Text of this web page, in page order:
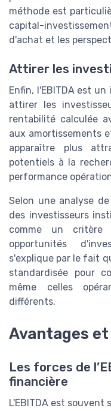
méthode est
capital-
d'achat et les
Attirer les
Enfin, l'EBITDA est
attirer les
rentabilité calculée
aux amortissements
apparaître plus
potentiels à la
performance
Selon une analyse
des investisseurs
comme un
opportunités
s'explique par le fait
standardisée pour
même celles
différents.
Avantages
Les forces de
financière
L'EBITDA est